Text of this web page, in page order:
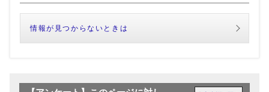
情報が見つからないときは